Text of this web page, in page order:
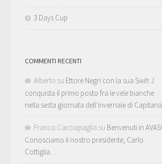
3 Days Cup
COMMENTI RECENTI
Alberto su Ettore Negri con la sua Swift J
conquista il primo posto fra le vele bianche
nella sesta giornata dell’invernale di Capitana
Franco Cacciapaglia su Benvenuti in AVAS!
Conosciamo il nostro presidente, Carlo
Cottiglia…